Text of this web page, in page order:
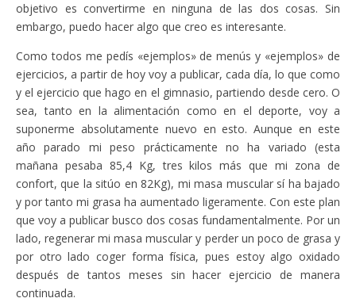
objetivo es convertirme en ninguna de las dos cosas. Sin
embargo, puedo hacer algo que creo es interesante.
Como todos me pedís «ejemplos» de menús y «ejemplos» de
ejercicios, a partir de hoy voy a publicar, cada día, lo que como
y el ejercicio que hago en el gimnasio, partiendo desde cero. O
sea, tanto en la alimentación como en el deporte, voy a
suponerme absolutamente nuevo en esto. Aunque en este
año parado mi peso prácticamente no ha variado (esta
mañana pesaba 85,4 Kg, tres kilos más que mi zona de
confort, que la sitúo en 82Kg), mi masa muscular sí ha bajado
y por tanto mi grasa ha aumentado ligeramente. Con este plan
que voy a publicar busco dos cosas fundamentalmente. Por un
lado, regenerar mi masa muscular y perder un poco de grasa y
por otro lado coger forma física, pues estoy algo oxidado
después de tantos meses sin hacer ejercicio de manera
continuada.